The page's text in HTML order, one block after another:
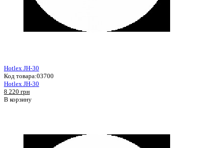
Hotlex JH-30
Код товара:03700
Hotlex JH-30
8 220 грн
В корзину